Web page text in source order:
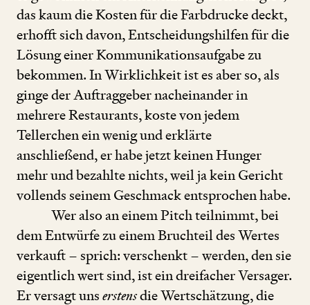
das kaum die Kosten für die Farbdrucke deckt,
erhofft sich davon, Entscheidungshilfen für die
Lösung einer Kommunikationsaufgabe zu
bekommen. In Wirklichkeit ist es aber so, als
ginge der Auftraggeber nacheinander in
mehrere Restaurants, koste von jedem
Tellerchen ein wenig und erklärte
anschließend, er habe jetzt keinen Hunger
mehr und bezahlte nichts, weil ja kein Gericht
vollends seinem Geschmack entsprochen habe.
Wer also an einem Pitch teilnimmt, bei
dem Entwürfe zu einem Bruchteil des Wertes
verkauft – sprich: verschenkt – werden, den sie
eigentlich wert sind, ist ein dreifacher Versager.
Er versagt unserstensdie Wertschätzung, die